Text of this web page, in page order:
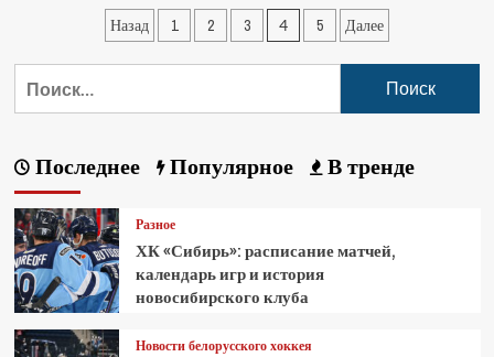
Назад 1 2 3 4 5 Далее
Последнее Популярное В тренде
Разное
ХК «Сибирь»: расписание матчей,
календарь игр и история
новосибирского клуба
Новости белорусского хоккея